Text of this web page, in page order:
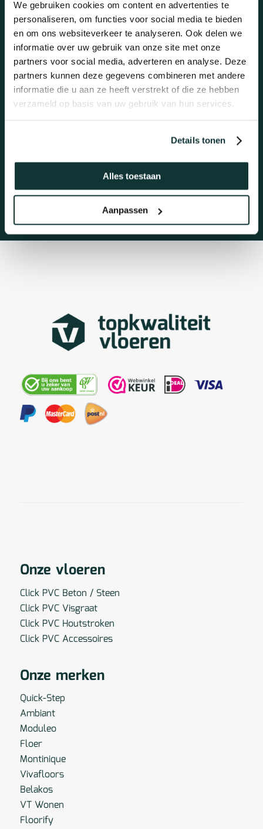
We gebruiken cookies om content en advertenties te
personaliseren, om functies voor social media te bieden
en om ons websiteverkeer te analyseren. Ook delen we
informatie over uw gebruik van onze site met onze
partners voor social media, adverteren en analyse. Deze
partners kunnen deze gegevens combineren met andere
informatie die u aan ze heeft verstrekt of die ze hebben
verzameld op basis van uw gebruik van hun services.
Details tonen
Alles toestaan
Aanpassen
Bel ons
Snel en gemakkelijk advies.
Maandag t/m vrijdag 09:00 – 17:00
Onze vloeren
Click PVC Beton / Steen
Click PVC Visgraat
Click PVC Houtstroken
Click PVC Accessoires
Onze merken
Quick-Step
Ambiant
Moduleo
Floer
Montinique
Vivafloors
Belakos
VT Wonen
Floorify